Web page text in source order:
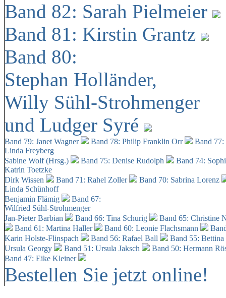
Band 82: Sarah Pielmeier
Band 81: Kirstin Grantz
Band 80:
Stephan Holländer,
Willy Sühl-Strohmenger
und Ludger Syré
Band 79: Janet Wagner Band 78: Philip Franklin Orr
Band
Linda Freyberg
Sabine Wolf (Hrsg.)
Band 75: Denise Rudolph
Band 74:
Katrin Toetzke
Dirk Wissen
Band 71: Rahel Zoller
Band 70: Sabrina Lorenz
Linda Schünhoff
Benjamin Flämig
Band 67:
Wilfried Sühl-Strohmenger
Jan-Pieter Barbian
Band 66: Tina Schurig
Band 65: Christine
Band 61: Martina Haller
Band 60: Leonie Flachsmann
Karin Holste-Flinspach
Band 56: Rafael Ball
Band 55:
Ursula Georgy
Band 51: Ursula Jaksch Band 50: Hermann
Band 47: Eike Kleiner
Bestellen Sie jetzt online!